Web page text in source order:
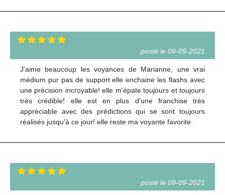
posté le 09-09-2021
J'aime beaucoup les voyances de Marianne, une vrai
médium pur pas de support elle enchaine les flashs avec
une précision incroyable! elle m'épate toujours et toujours
très crédible! elle est en plus d'une franchise très
appréciable avec des prédictions qui se sont toujours
réalisés jusqu'à ce jour! elle reste ma voyante favorite.
posté le 09-09-2021